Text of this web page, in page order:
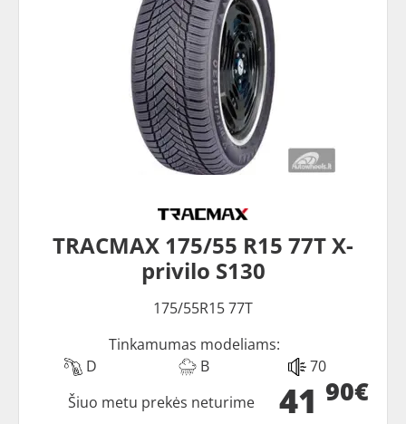
TRACMAX 175/55 R15 77T X-
privilo S130
175/55R15 77T
Tinkamumas modeliams:
D
B 70
41 90€
Šiuo metu prekės neturime